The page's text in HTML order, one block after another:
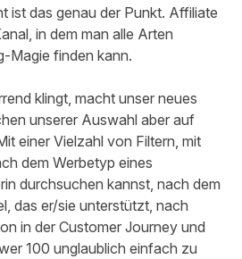
ist das genau der Punkt. Affiliate
in dem man alle Arten
Magie finden kann.
klingt, macht unser neues
unserer Auswahl aber auf
einer Vielzahl von Filtern, mit
dem Werbetyp eines
durchsuchen kannst, nach dem
das er/sie unterstützt, nach
in der Customer Journey und
100 unglaublich einfach zu